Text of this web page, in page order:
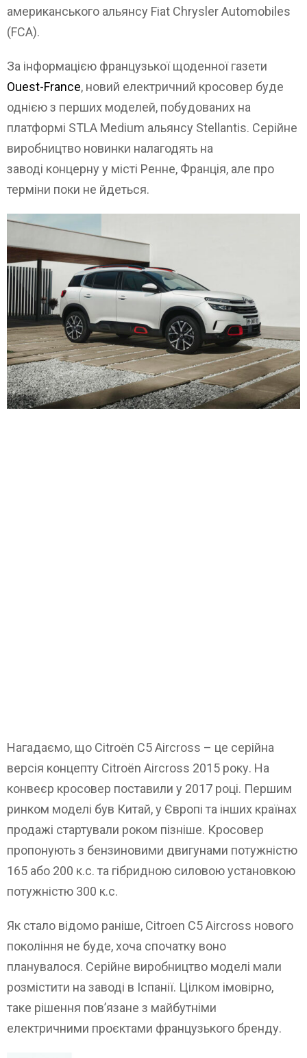
американського альянсу Fiat Chrysler Automobiles
(FCA).
За інформацією французької щоденної газети
Ouest-France, новий електричний кросовер буде
однією з перших моделей, побудованих на
платформі STLA Medium альянсу Stellantis. Серійне
виробництво новинки налагодять на
заводі концерну у місті Ренне, Франція, але про
терміни поки не йдеться.
Нагадаємо, що Citroën C5 Aircross – це серійна
версія концепту Citroën Aircross 2015 року. На
конвеєр кросовер поставили у 2017 році. Першим
ринком моделі був Китай, у Європі та інших країнах
продажі стартували роком пізніше. Кросовер
пропонують з бензиновими двигунами потужністю
165 або 200 к.с. та гібридною силовою установкою
потужністю 300 к.с.
Як стало відомо раніше, Citroen C5 Aircross нового
покоління не буде, хоча спочатку воно
планувалося. Серійне виробництво моделі мали
розмістити на заводі в Іспанії. Цілком імовірно,
таке рішення пов’язане з майбутніми
електричними проєктами французького бренду.